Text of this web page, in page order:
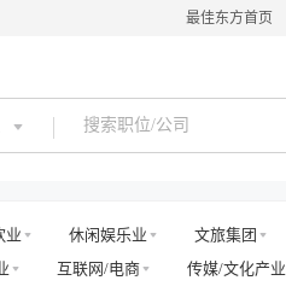
最佳东方首页
业 休闲娱乐业 文旅集团
互联网/电商 传媒/文化产业